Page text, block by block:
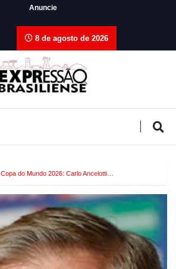
Anuncie
8 de agosto de 2026
Copa do Mundo 2026: Carlo Ancelotti…